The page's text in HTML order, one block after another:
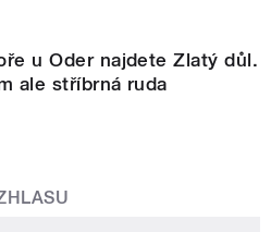
u Oder najdete Zlatý důl.
ale stříbrná ruda